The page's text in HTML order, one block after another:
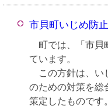
市貝町いじめ防
町では、「市貝
ています。
この方針は、い
のための対策を総
策定したものです